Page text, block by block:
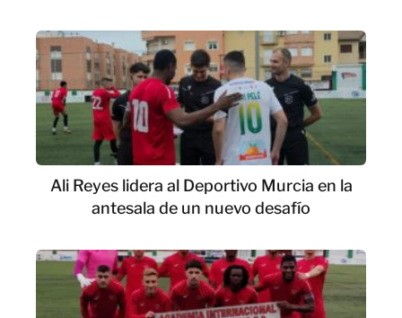
Ali Reyes lidera al Deportivo Murcia en la
antesala de un nuevo desafío